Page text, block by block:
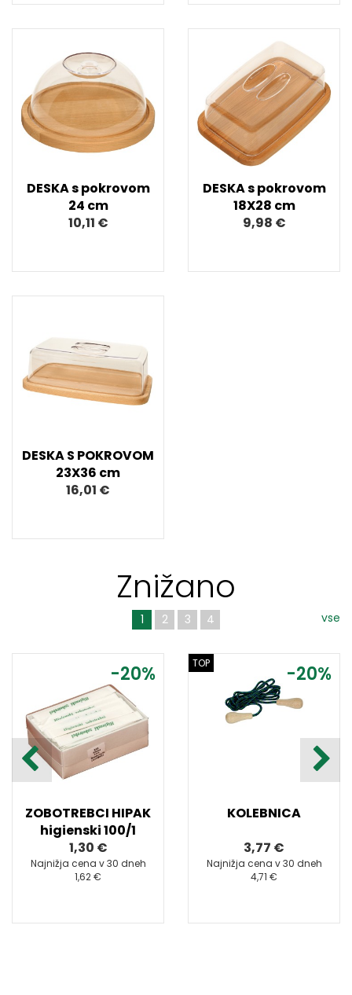
DESKA s pokrovom
24 cm
10,11 €
DESKA s pokrovom
18X28 cm
9,98 €
DESKA S POKROVOM
23X36 cm
16,01 €
Znižano
vse
1 2 3 4
-20%
ZOBOTREBCI HIPAK
higienski 100/1
1,30 €
Najnižja cena v 30 dneh
1,62 €
-20%
TOP
KOLEBNICA
3,77 €
Najnižja cena v 30 dneh
4,71 €